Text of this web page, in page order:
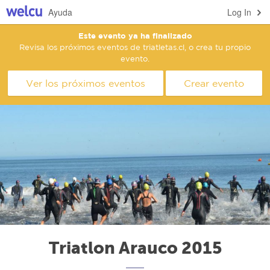
Log In
Ayuda
Este evento ya ha finalizado
Revisa los próximos eventos de triatletas.cl, o crea tu propio
evento.
Ver los próximos eventos Crear evento
Triatlon Arauco 2015